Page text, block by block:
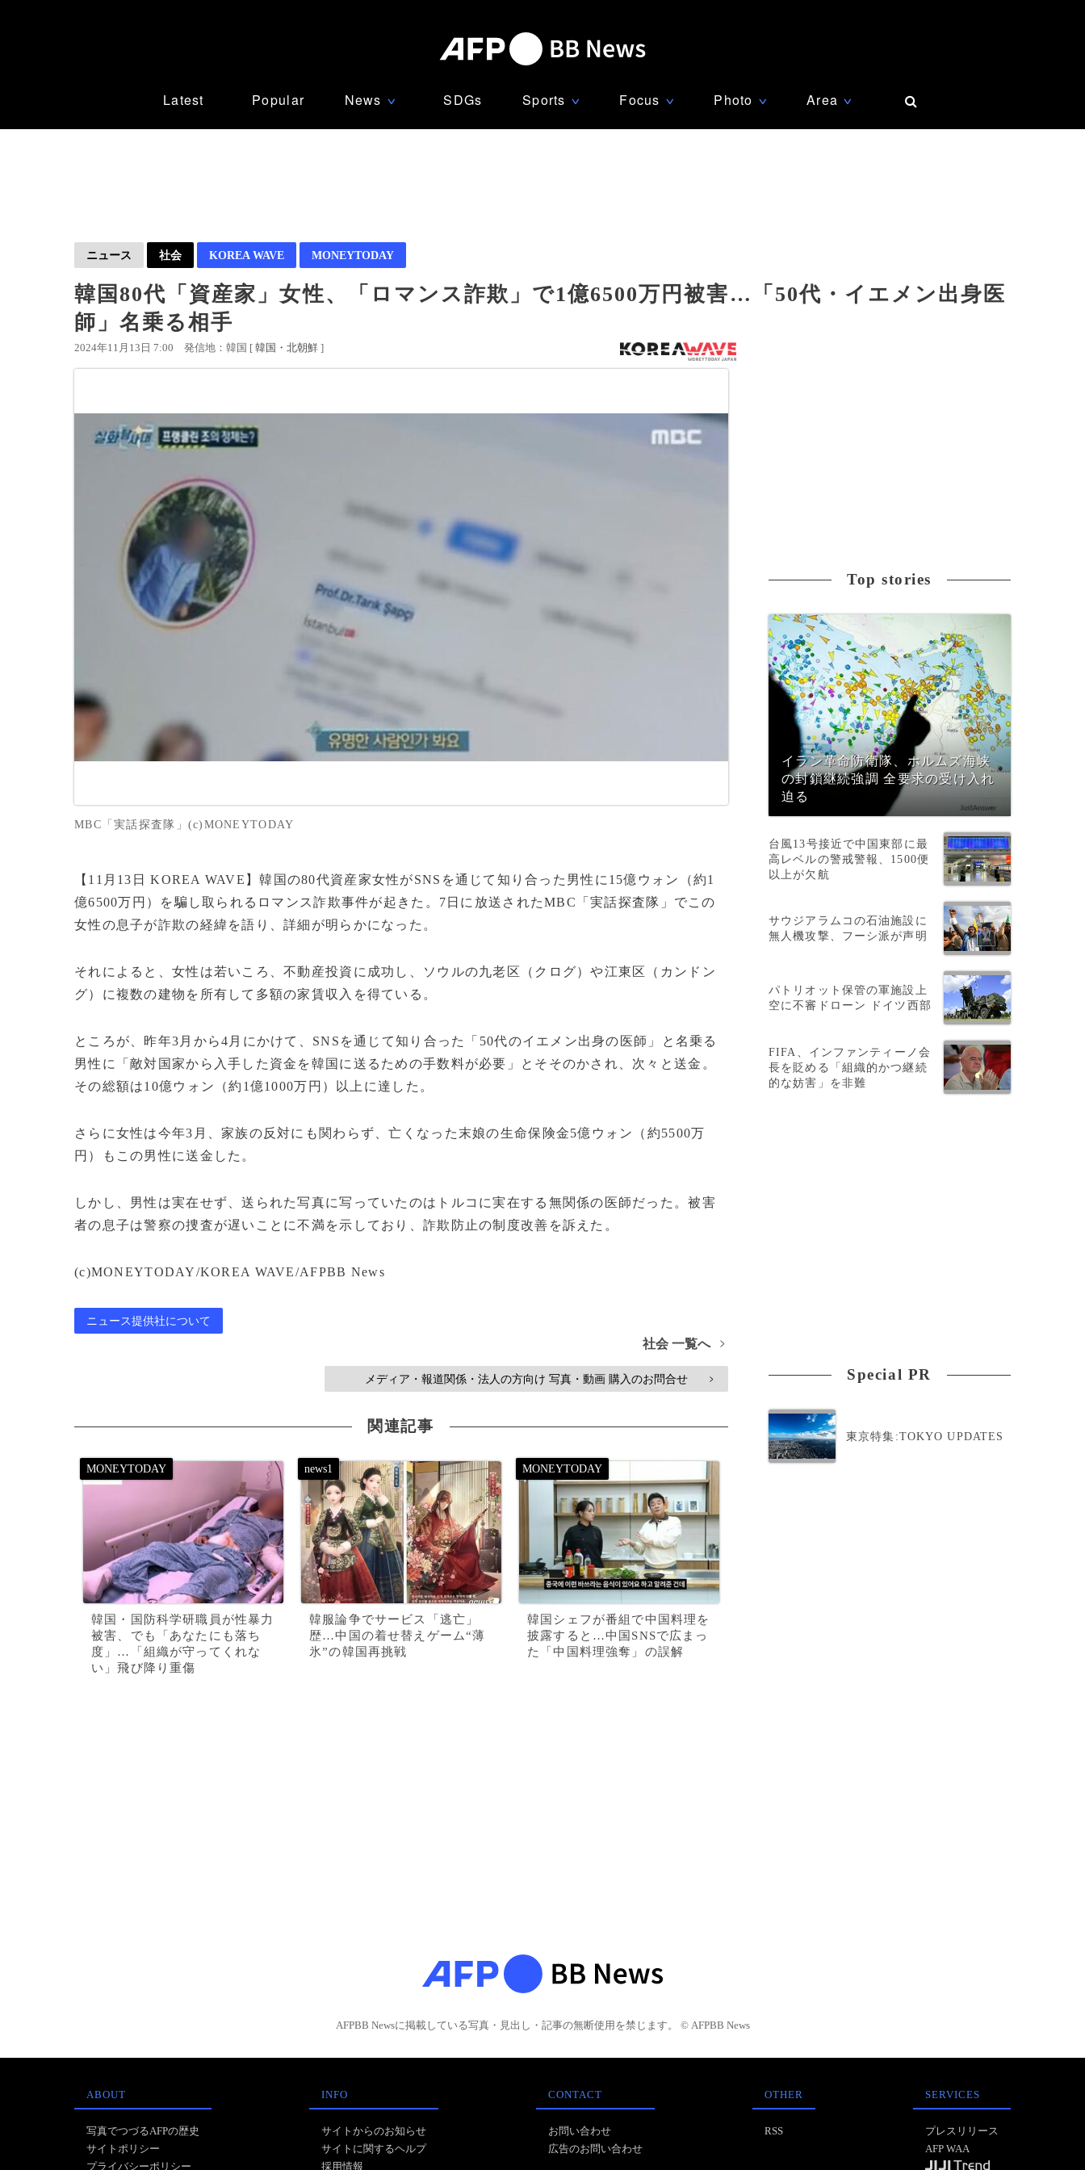
Latest Popular News ∨ SDGs Sports ∨ Focus ∨ Photo ∨ Area ∨
ニュース 社会 KOREA WAVE MONEYTODAY
韓国80代「資産家」女性、「ロマンス詐欺」で1億6500万円被害…「50代・イエメン出身医
師」名乗る相手
2024年11月13日 7:00 発信地：韓国 [ 韓国・北朝鮮 ]
MBC「実話探査隊」(c)MONEYTODAY
【11月13日 KOREA WAVE】韓国の80代資産家女性がSNSを通じて知り合った男性に15億ウォン（約1
億6500万円）を騙し取られるロマンス詐欺事件が起きた。7日に放送されたMBC「実話探査隊」でこの
女性の息子が詐欺の経緯を語り、詳細が明らかになった。
それによると、女性は若いころ、不動産投資に成功し、ソウルの九老区（クログ）や江東区（カンドン
グ）に複数の建物を所有して多額の家賃収入を得ている。
ところが、昨年3月から4月にかけて、SNSを通じて知り合った「50代のイエメン出身の医師」と名乗る
男性に「敵対国家から入手した資金を韓国に送るための手数料が必要」とそそのかされ、次々と送金。
その総額は10億ウォン（約1億1000万円）以上に達した。
さらに女性は今年3月、家族の反対にも関わらず、亡くなった末娘の生命保険金5億ウォン（約5500万
円）もこの男性に送金した。
しかし、男性は実在せず、送られた写真に写っていたのはトルコに実在する無関係の医師だった。被害
者の息子は警察の捜査が遅いことに不満を示しており、詐欺防止の制度改善を訴えた。
(c)MONEYTODAY/KOREA WAVE/AFPBB News
ニュース提供社について
社会 一覧へ >
メディア・報道関係・法人の方向け 写真・動画 購入のお問合せ >
関連記事
韓国・国防科学研職員が性暴力
被害、でも「あなたにも落ち
度」…「組織が守ってくれな
い」飛び降り重傷
韓服論争でサービス「逃亡」
歴…中国の着せ替えゲーム“薄
氷”の韓国再挑戦
韓国シェフが番組で中国料理を
披露すると…中国SNSで広まっ
た「中国料理強奪」の誤解
Top stories
イラン革命防衛隊、ホルムズ海峡
の封鎖継続強調 全要求の受け入れ
迫る
台風13号接近で中国東部に最
高レベルの警戒警報、1500便
以上が欠航
サウジアラムコの石油施設に
無人機攻撃、フーシ派が声明
パトリオット保管の軍施設上
空に不審ドローン ドイツ西部
FIFA、インファンティーノ会
長を貶める「組織的かつ継続
的な妨害」を非難
Special PR
東京特集:TOKYO UPDATES
AFPBB Newsに掲載している写真・見出し・記事の無断使用を禁じます。 © AFPBB News
ABOUT
写真でつづるAFPの歴史
サイトポリシー
プライバシーポリシー
INFO
サイトからのお知らせ
サイトに関するヘルプ
採用情報
CONTACT
お問い合わせ
広告のお問い合わせ
OTHER
RSS
SERVICES
プレスリリース
AFP WAA